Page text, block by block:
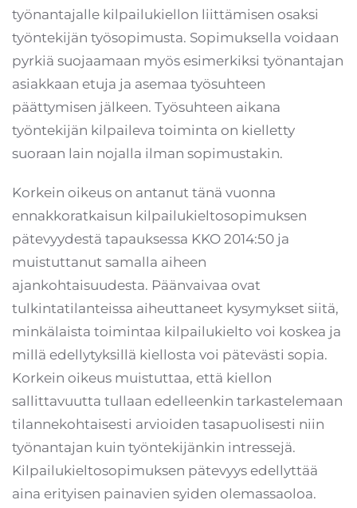
työnantajalle kilpailukiellon liittämisen osaksi
työntekijän työsopimusta. Sopimuksella voidaan
pyrkiä suojaamaan myös esimerkiksi työnantajan
asiakkaan etuja ja asemaa työsuhteen
päättymisen jälkeen. Työsuhteen aikana
työntekijän kilpaileva toiminta on kielletty
suoraan lain nojalla ilman sopimustakin.
Korkein oikeus on antanut tänä vuonna
ennakkoratkaisun kilpailukieltosopimuksen
pätevyydestä tapauksessa KKO 2014:50 ja
muistuttanut samalla aiheen
ajankohtaisuudesta. Päänvaivaa ovat
tulkintatilanteissa aiheuttaneet kysymykset siitä,
minkälaista toimintaa kilpailukielto voi koskea ja
millä edellytyksillä kiellosta voi pätevästi sopia.
Korkein oikeus muistuttaa, että kiellon
sallittavuutta tullaan edelleenkin tarkastelemaan
tilannekohtaisesti arvioiden tasapuolisesti niin
työnantajan kuin työntekijänkin intressejä.
Kilpailukieltosopimuksen pätevyys edellyttää
aina erityisen painavien syiden olemassaoloa.